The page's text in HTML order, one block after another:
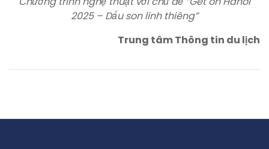
2025 – Dấu son linh thiêng”
Trung tâm Thông tin du lịch